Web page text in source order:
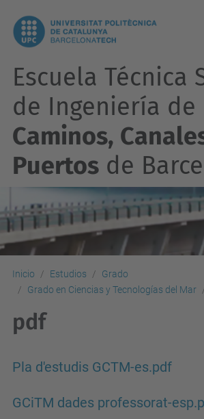
Escuela Técnica
de Ingeniería de
Caminos,
Puertos de
Inicio Estudios
Grado
Grado en Ciencias y Tecnologías del Mar
pdf
Pla d'estudis GCTM-es.pdf
GCiTM dades professorat-